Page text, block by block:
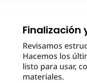
Finalización
Revisamos
Hacemos los
listo para usar,
materiales.